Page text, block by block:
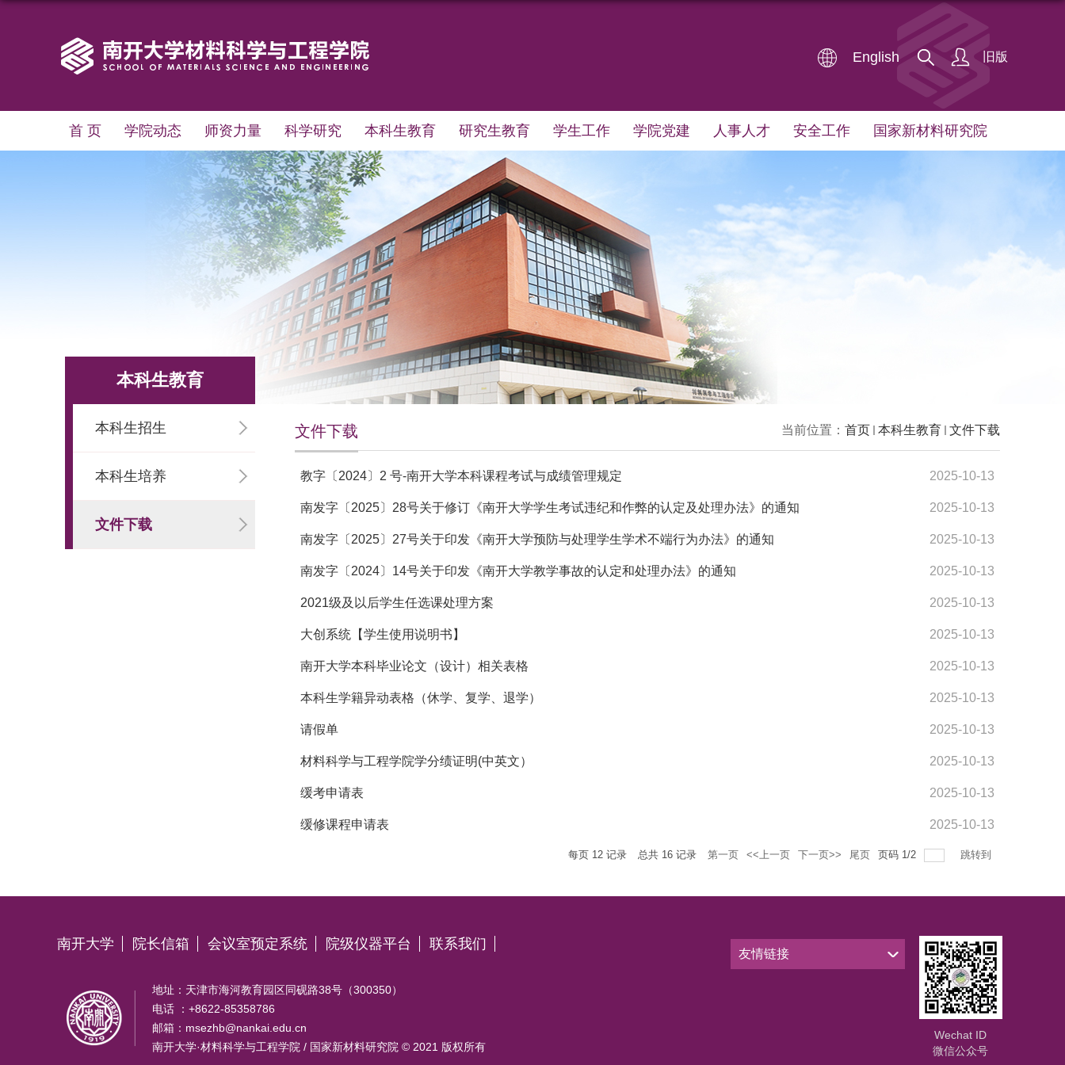
English 旧版
首 页 学院动态 师资力量 科学研究 本科生教育 研究生教育 学生工作 学院党建 人事人才 安全工作 国家新材料研究院
本科生教育
本科生招生
本科生培养
文件下载
当前位置： 首页 本科生教育 文件下载
文件下载
教字〔2024〕2 号-南开大学本科课程考试与成绩管理规定 2025-10-13
南发字〔2025〕28号关于修订《南开大学学生考试违纪和作弊的认定及处理办法》的通知 2025-10-13
南发字〔2025〕27号关于印发《南开大学预防与处理学生学术不端行为办法》的通知 2025-10-13
南发字〔2024〕14号关于印发《南开大学教学事故的认定和处理办法》的通知 2025-10-13
2021级及以后学生任选课处理方案 2025-10-13
大创系统【学生使用说明书】 2025-10-13
南开大学本科毕业论文（设计）相关表格 2025-10-13
本科生学籍异动表格（休学、复学、退学） 2025-10-13
请假单 2025-10-13
材料科学与工程学院学分绩证明(中英文） 2025-10-13
缓考申请表 2025-10-13
缓修课程申请表 2025-10-13
每页 12 记录 总共 16 记录 第一页 <<上一页 下一页>> 尾页 页码 1/2 跳转到
南开大学 院长信箱 会议室预定系统 院级仪器平台 联系我们
地址：天津市海河教育园区同砚路38号（300350）
电话 ：+8622-85358786
邮箱：msezhb@nankai.edu.cn
南开大学·材料科学与工程学院 / 国家新材料研究院 © 2021 版权所有
友情链接
Wechat ID
微信公众号